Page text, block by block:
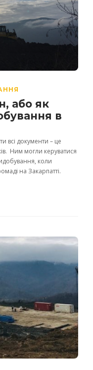
або як
в
всі документи – це
Ним могли керуватися
коли
на Закарпатті.